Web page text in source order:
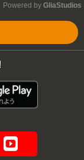
Powered by GliaStudios